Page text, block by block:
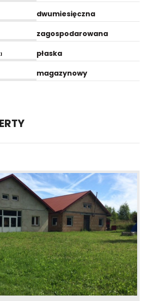
dwumiesięczna
zagospodarowana
płaska
magazynowy